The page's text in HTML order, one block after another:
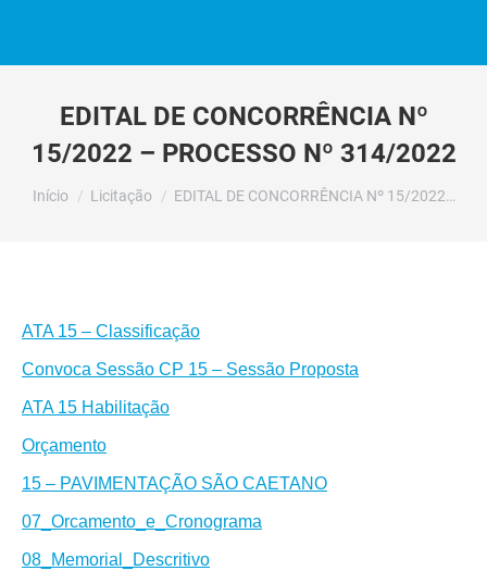
EDITAL DE CONCORRÊNCIA Nº
15/2022 – PROCESSO Nº 314/2022
Você está aqui:
Início Licitação EDITAL DE CONCORRÊNCIA Nº 15/2022…
ATA 15 – Classificação
Convoca Sessão CP 15 – Sessão Proposta
ATA 15 Habilitação
Orçamento
15 – PAVIMENTAÇÃO SÃO CAETANO
07_Orcamento_e_Cronograma
08_Memorial_Descritivo